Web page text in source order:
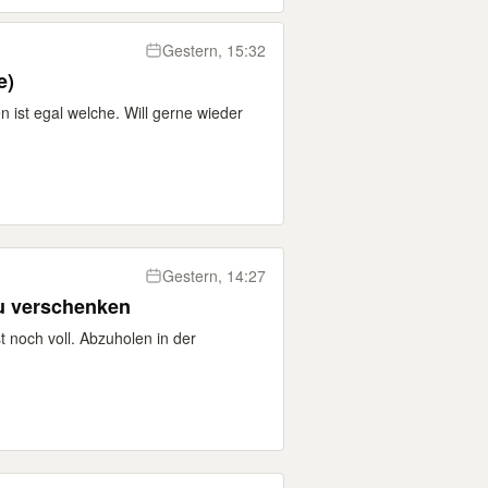
Gestern, 15:32
ist egal welche. Will gerne wieder
Gestern, 14:27
verschenken
noch voll. Abzuholen in der